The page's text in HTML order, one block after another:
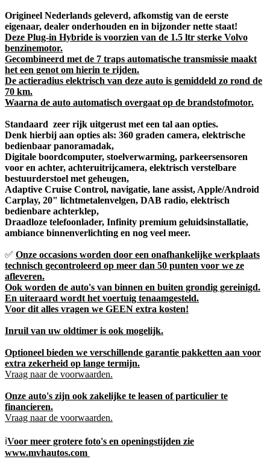
Origineel Nederlands geleverd, afkomstig van de eerste
eigenaar, dealer onderhouden en in bijzonder nette staat!
Deze Plug-in Hybride is voorzien van de 1.5 ltr sterke Volvo
benzinemotor.
Gecombineerd met de 7 traps automatische transmissie maakt
het een genot om hierin te rijden.
De actieradius elektrisch van deze auto is gemiddeld zo rond de
70 km.
Waarna de auto automatisch overgaat op de brandstofmotor.
Standaard zeer rijk uitgerust met een tal aan opties.
Denk hierbij aan opties als: 360 graden camera, elektrische
bedienbaar panoramadak,
Digitale boordcomputer, stoelverwarming, parkeersensoren
voor en achter, achteruitrijcamera, elektrisch verstelbare
bestuurderstoel met geheugen,
Adaptive Cruise Control, navigatie, lane assist, Apple/Android
Carplay, 20" lichtmetalenvelgen, DAB radio, elektrisch
bedienbare achterklep,
Draadloze telefoonlader, Infinity premium geluidsinstallatie,
ambiance binnenverlichting en nog veel meer.
✅ Onze occasions worden door een onafhankelijke werkplaats
technisch gecontroleerd op meer dan 50 punten voor we ze
afleveren.
Ook worden de auto's van binnen en buiten grondig gereinigd.
En uiteraard wordt het voertuig tenaamgesteld.
Voor dit alles vragen we GEEN extra kosten!
Inruil van uw oldtimer is ook mogelijk.
Optioneel bieden we verschillende garantie pakketten aan voor
extra zekerheid op lange termijn.
Vraag naar de voorwaarden.
Onze auto's zijn ook zakelijke te leasen of particulier te
financieren.
Vraag naar de voorwaarden.
ℹ️Voor meer grotere foto's en openingstijden zie
www.mvhautos.com